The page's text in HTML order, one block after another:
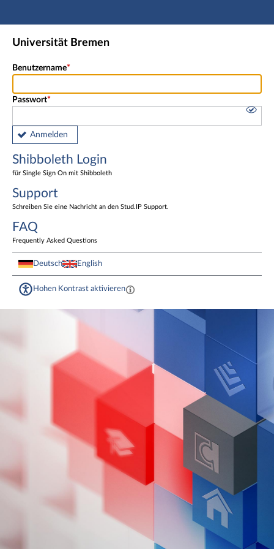
Hauptnavigation
Shibboleth Login
Universität Bremen
Benutzername
Passwort
Anmelden
Shibboleth Login
für Single Sign On mit Shibboleth
Support
Schreiben Sie eine Nachricht an den Stud.IP Support.
FAQ
Frequently Asked Questions
Deutsch English
Hohen Kontrast aktivieren